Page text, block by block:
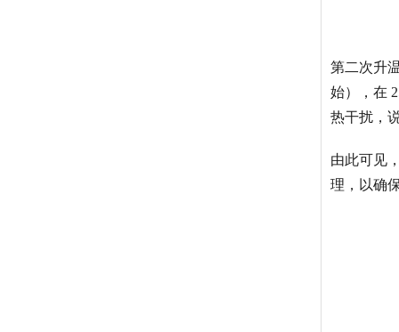
第二次升
始），在
热干扰，
由此可见
理，以确